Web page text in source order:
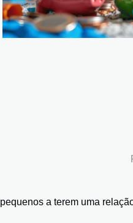
pequenos a terem uma